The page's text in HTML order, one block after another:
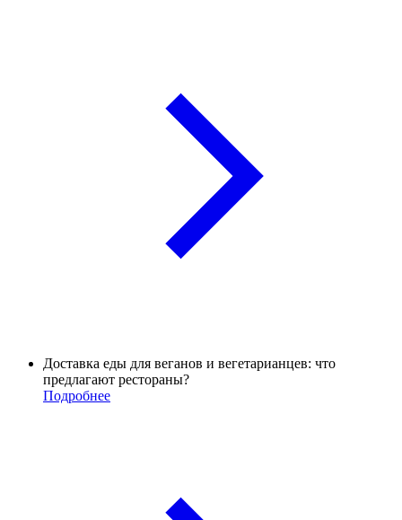
Доставка еды для веганов и вегетарианцев: что
предлагают рестораны?
Подробнее